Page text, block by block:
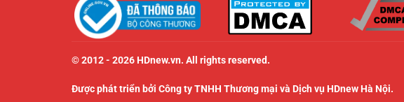
© 2012 - 2026 HDnew.vn. All rights reserved.
Được phát triển bởi Công ty TNHH Thương mại và Dịch vụ HDnew Hà Nội.